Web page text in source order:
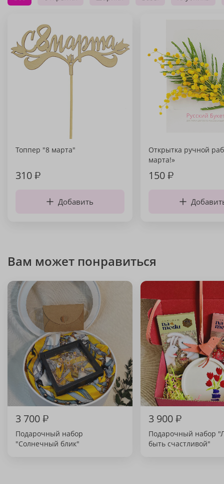
Топпер "8 марта"
310₽
Добавить
Открытка ручной
марта!»
150₽
Вам может понравиться
3 700₽
Подарочный набор
"Солнечный блик"
3 900₽
Подарочный набор
быть счастливой"